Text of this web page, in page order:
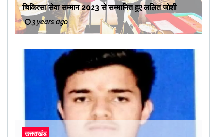
चिकित्सा सेवा सम्मान 2023 से सम्मानित हुए ललित जोशी
3 years ago
उत्तराखंड